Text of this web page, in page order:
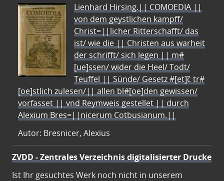
Lienhard Hirsing.|| COMOEDIA ||
von dem geystlichen kampff/
Christ=||licher Ritterschafft/ das
ist/ wie die || Christen aus warheit
der schrifft/ sich legen || m#
[ue]ssen/ wider die Heel/ Todt/
Teuffel || Sünde/ Gesetz #[et]c̃ tr#
[oe]stlich zulesen/|| allen bl#[oe]den gewissen/
vorfasset || vnd Reymweis gestellet || durch
Alexium Bres=||nicerum Cotbusianum.||
Autor: Bresnicer, Alexius
ZVDD - Zentrales Verzeichnis digitalisierter Drucke
Ist Ihr gesuchtes Werk noch nicht in unserem